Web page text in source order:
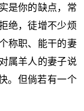
是你的缺点，常
绝，徒增不少烦
称职、能干的妻
属羊人的妻子说
。但倘若有一个